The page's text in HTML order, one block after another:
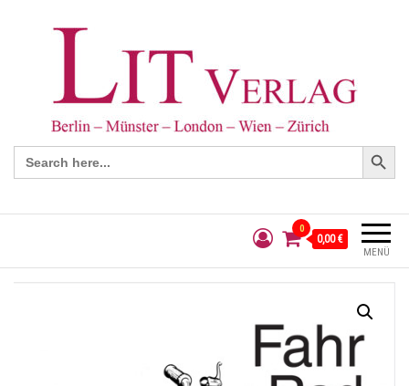
Search
for:
Search Button
MENÜ
0
0,00 €